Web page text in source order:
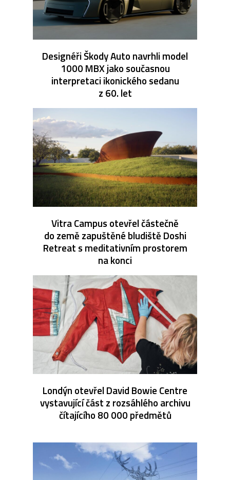
Designéři Škody Auto navrhli model
1000 MBX jako současnou
interpretaci ikonického sedanu
z 60. let
Vitra Campus otevřel částečně
do země zapuštěné bludiště Doshi
Retreat s meditativním prostorem
na konci
Londýn otevřel David Bowie Centre
vystavující část z rozsáhlého archivu
čítajícího 80 000 předmětů